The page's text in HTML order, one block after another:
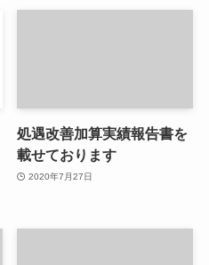
処遇改善加算実績報告書を
載せております
2020年7月27日